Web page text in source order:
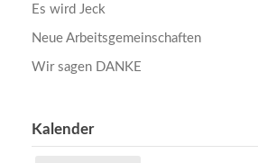
Es wird Jeck
Neue Arbeitsgemeinschaften
Wir sagen DANKE
Kalender